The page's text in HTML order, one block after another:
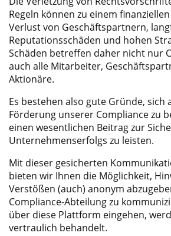
Regeln können zu einem
Verlust von Geschäftspartnern,
Reputationsschäden und hohen
Schäden betreffen daher nicht nur
auch alle Mitarbeiter,
Aktionäre.
Es bestehen also gute Gründe, sich
Förderung unserer Compliance zu
einen wesentlichen Beitrag zur
Unternehmenserfolgs zu leisten.
Mit dieser gesicherten
bieten wir Ihnen die Möglichkeit,
Verstößen (auch) anonym
Compliance-Abteilung zu
über diese Plattform eingehen,
vertraulich behandelt.